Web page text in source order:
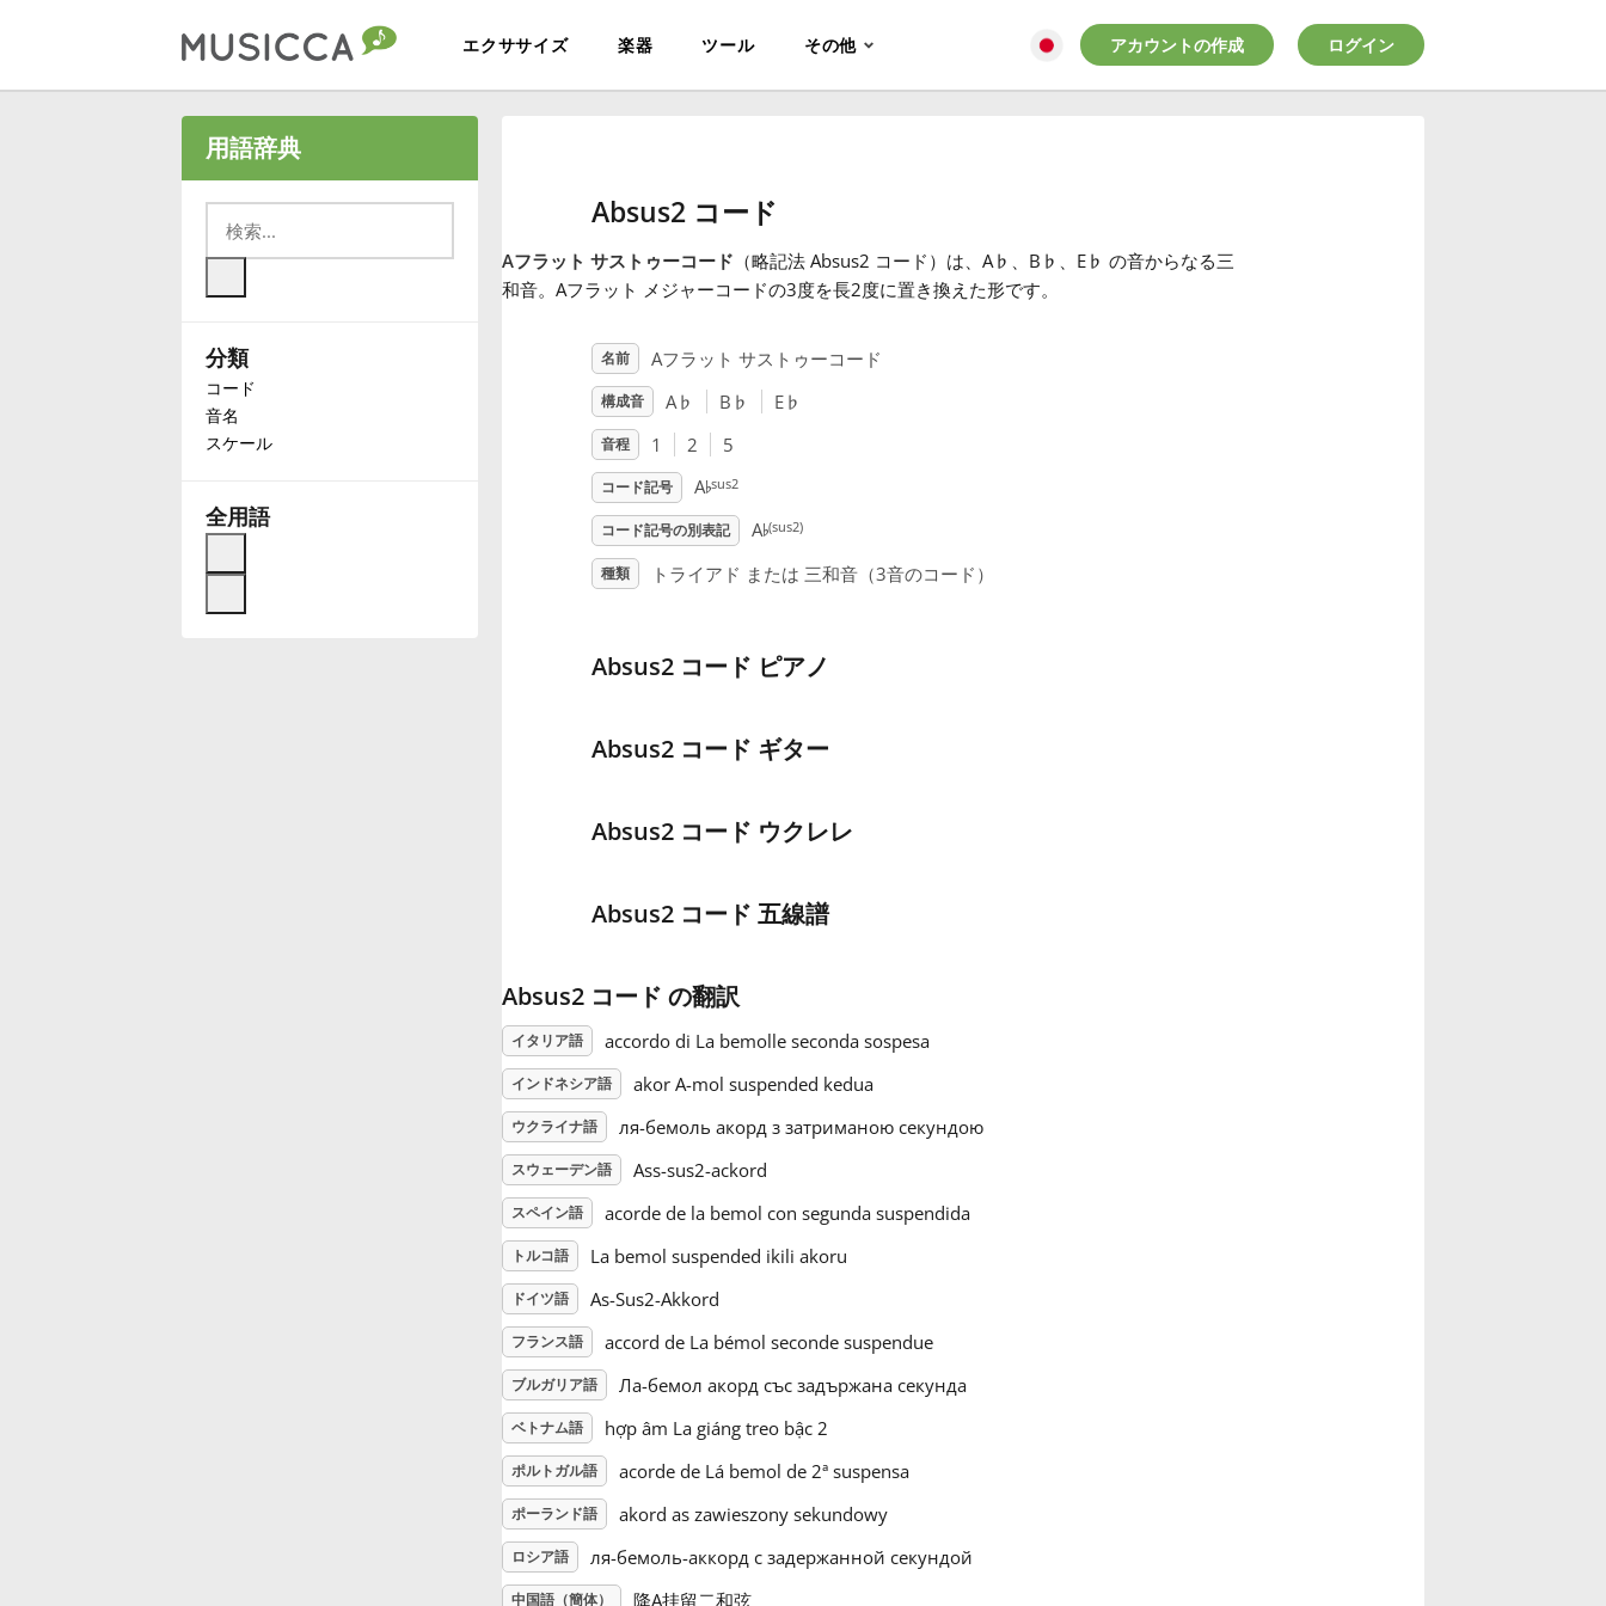
エクササイズ 楽器 ツール その他
Български
Deutsch
Español
Français
アカウントの作成 ログイン
用語辞典
分類
コード
音名
スケール
全用語
Absus2 コード
Aフラット サストゥーコード （略記法 Absus2 コード）は、A♭ 、B ♭ 、E♭ の音からなる三
和音。Aフラット メジャーコードの3度を長2度に置き換えた形です。
名前 Aフラット サストゥーコード
構成音 A♭ B ♭ E♭
音程 1 2 5
コード記号 A♭sus2
コード記号の別表記 A♭(sus2)
種類 トライアド または 三和音（3音のコード）
Absus2 コード ピアノ
Absus2 コード ギター
Absus2 コード ウクレレ
Absus2 コード 五線譜
Absus2 コード の翻訳
イタリア語 accordo di La bemolle seconda sospesa
インドネシア語 akor A-mol suspended kedua
ウクライナ語 ля-бемоль акорд з затриманою секундою
スウェーデン語 Ass-sus2-ackord
スペイン語 acorde de la bemol con segunda suspendida
トルコ語 La bemol suspended ikili akoru
ドイツ語 As-Sus2-Akkord
フランス語 accord de La bémol seconde suspendue
ブルガリア語 Ла-бемол акорд със задържана секунда
ベトナム語 hợp âm La giáng treo bậc 2
ポルトガル語 acorde de Lá bemol de 2ª suspensa
ポーランド語 akord as zawieszony sekundowy
ロシア語 ля-бемоль-аккорд с задержанной секундой
中国語（簡体） 降A挂留二和弦